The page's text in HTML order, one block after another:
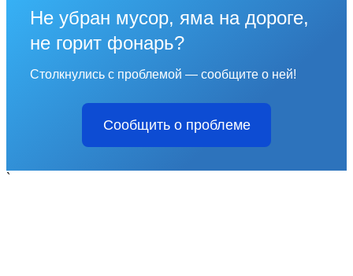
Не убран мусор, яма на дороге,
не горит фонарь?
Столкнулись с проблемой — сообщите о ней!
Сообщить о проблеме
`